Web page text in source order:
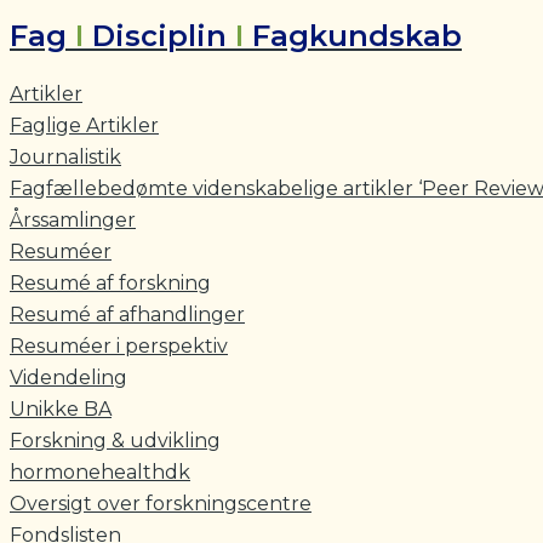
Fag I Disciplin I Fagkundskab
Artikler
Faglige Artikler
Journalistik
Fagfællebedømte videnskabelige artikler ‘Peer
Årssamlinger
Resuméer
Resumé af forskning
Resumé af afhandlinger
Resuméer i perspektiv
Videndeling
Unikke BA
Forskning & udvikling
hormonehealthdk
Oversigt over forskningscentre
Fondslisten